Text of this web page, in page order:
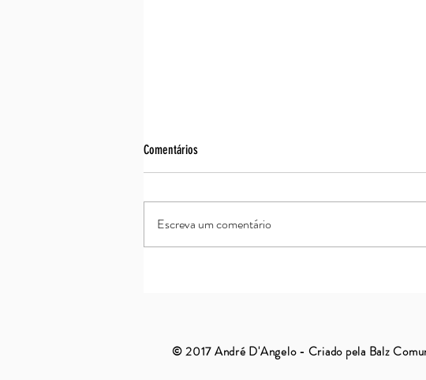
Assim é se lhe parece
Comentários
Escreva um comentário
© 2017 André D'Angelo - Criado pela Balz